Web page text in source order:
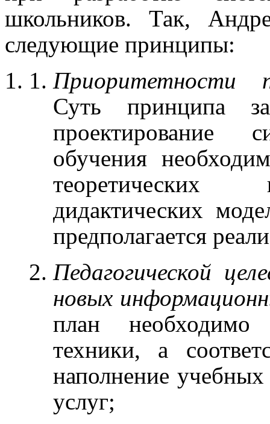
школьников. Так,
следующие принципы:
Приоритетности
Суть принципа
проектирование
обучения
теоретических
дидактических
предполагается
Педагогической
новых
план необходимо
техники, а
наполнение учебных
услуг;